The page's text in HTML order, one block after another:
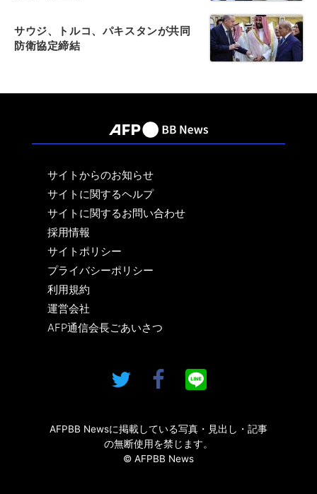
サウジ、トルコ、パキスタンが共同
防衛協定締結
サイトからのお知らせ
サイトに関するヘルプ
サイトに関するお問い合わせ
採用情報
サイトポリシー
プライバシーポリシー
利用規約
運営会社
AFP通信会長ごあいさつ
AFPBB Newsに掲載している写真・見出し・記事
の無断使用を禁じます。
© AFPBB News